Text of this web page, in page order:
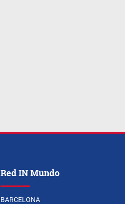
Red IN Mundo
BARCELONA